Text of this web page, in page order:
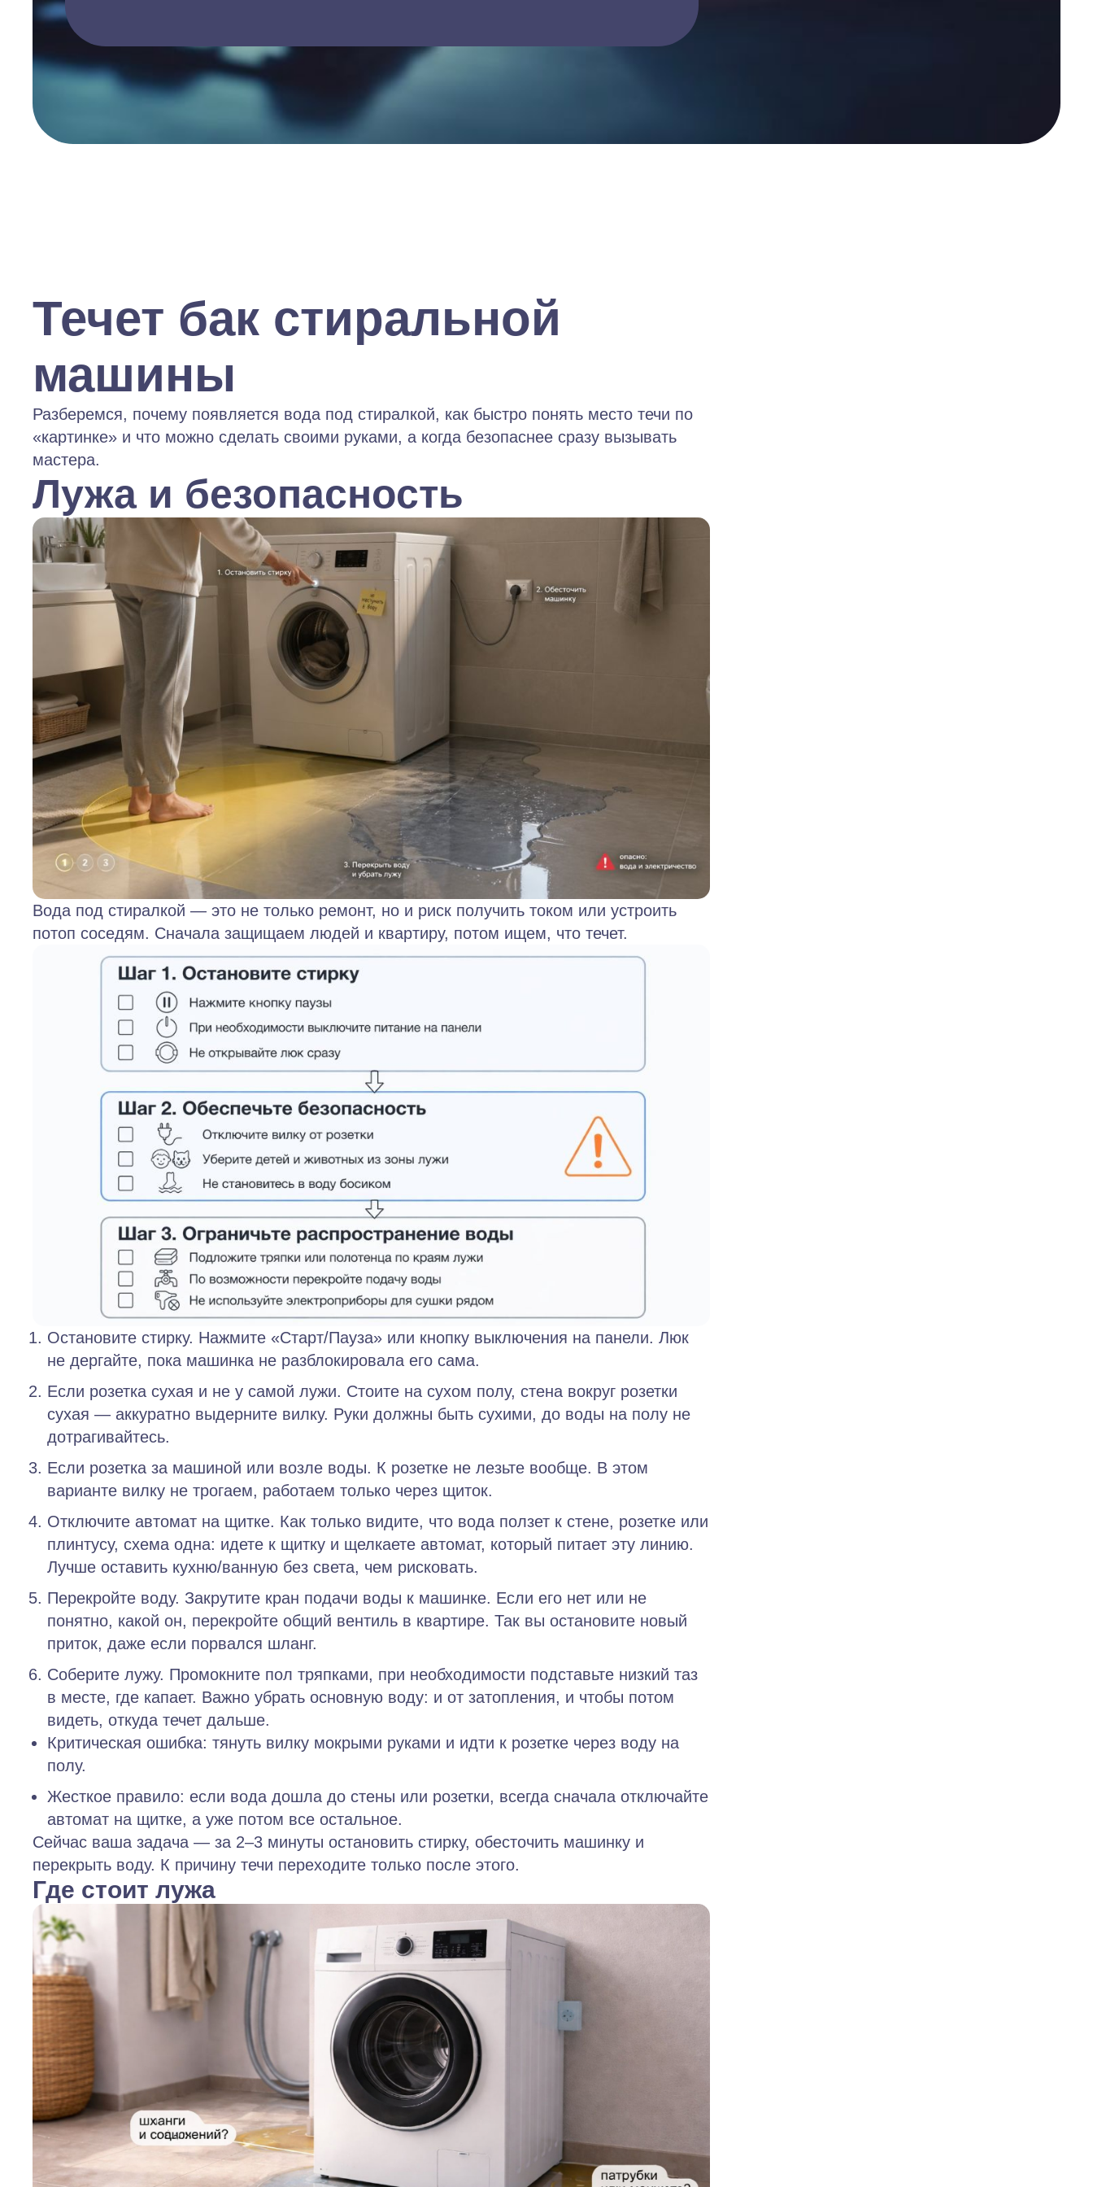
Течет бак стиральной
машины
Разберемся, почему появляется вода под стиралкой, как быстро понять место течи по
«картинке» и что можно сделать своими руками, а когда безопаснее сразу вызывать
мастера.
Лужа и безопасность
Вода под стиралкой — это не только ремонт, но и риск получить током или устроить
потоп соседям. Сначала защищаем людей и квартиру, потом ищем, что течет.
Остановите стирку. Нажмите «Старт/Пауза» или кнопку выключения на панели. Люк
не дергайте, пока машинка не разблокировала его сама.
Если розетка сухая и не у самой лужи. Стоите на сухом полу, стена вокруг розетки
сухая — аккуратно выдерните вилку. Руки должны быть сухими, до воды на полу не
дотрагивайтесь.
Если розетка за машиной или возле воды. К розетке не лезьте вообще. В этом
варианте вилку не трогаем, работаем только через щиток.
Отключите автомат на щитке. Как только видите, что вода ползет к стене, розетке или
плинтусу, схема одна: идете к щитку и щелкаете автомат, который питает эту линию.
Лучше оставить кухню/ванную без света, чем рисковать.
Перекройте воду. Закрутите кран подачи воды к машинке. Если его нет или не
понятно, какой он, перекройте общий вентиль в квартире. Так вы остановите новый
приток, даже если порвался шланг.
Соберите лужу. Промокните пол тряпками, при необходимости подставьте низкий таз
в месте, где капает. Важно убрать основную воду: и от затопления, и чтобы потом
видеть, откуда течет дальше.
Критическая ошибка: тянуть вилку мокрыми руками и идти к розетке через воду на
полу.
Жесткое правило: если вода дошла до стены или розетки, всегда сначала отключайте
автомат на щитке, а уже потом все остальное.
Сейчас ваша задача — за 2–3 минуты остановить стирку, обесточить машинку и
перекрыть воду. К причину течи переходите только после этого.
Где стоит лужа